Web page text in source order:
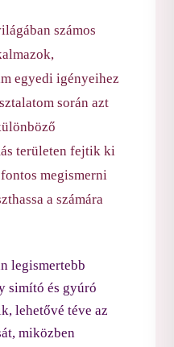
számos
egyedi igényeihez
során azt
területen fejtik ki
megismerni
a számára
legismertebb
simító és gyúró
lehetővé téve az
miközben